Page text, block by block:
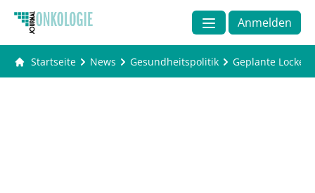
Anmelden
Startseite News Gesundheitspolitik Geplante